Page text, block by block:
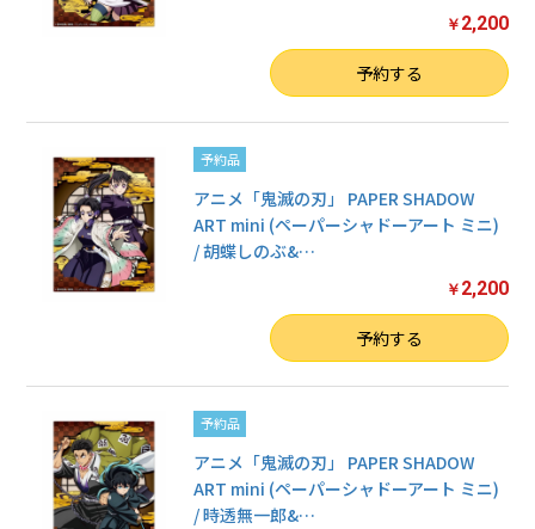
￥ 2,200
予約する
予約品
アニメ「鬼滅の刃」 PAPER SHADOW
ART mini (ペーパーシャドーアート ミニ)
/ 胡蝶しのぶ&…
￥ 2,200
予約する
予約品
アニメ「鬼滅の刃」 PAPER SHADOW
ART mini (ペーパーシャドーアート ミニ)
/ 時透無一郎&…